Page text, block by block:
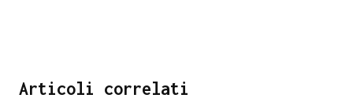
Articoli correlati